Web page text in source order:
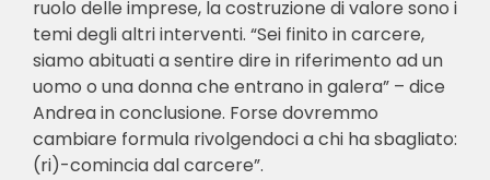
ruolo delle imprese, la costruzione di valore sono i
temi degli altri interventi. “Sei finito in carcere,
siamo abituati a sentire dire in riferimento ad un
uomo o una donna che entrano in galera” – dice
Andrea in conclusione. Forse dovremmo
cambiare formula rivolgendoci a chi ha sbagliato:
(ri)-comincia dal carcere”.